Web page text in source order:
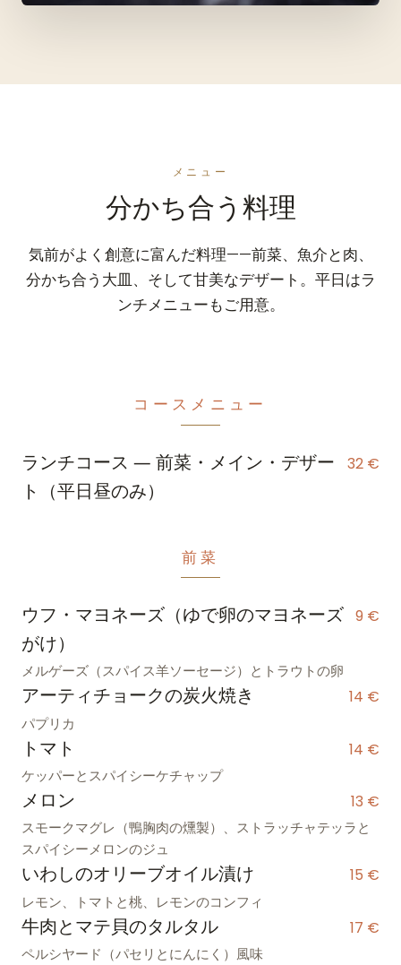
メニュー
分かち合う料理
気前がよく創意に富んだ料理——前菜、魚介と肉、
分かち合う大皿、そして甘美なデザート。平日はラ
ンチメニューもご用意。
コースメニュー
ランチコース ― 前菜・メイン・デザー
ト（平日昼のみ）
32 €
前菜
ウフ・マヨネーズ（ゆで卵のマヨネーズ
がけ）
9 €
メルゲーズ（スパイス羊ソーセージ）とトラウトの卵
アーティチョークの炭火焼き 14 €
パプリカ
トマト 14 €
ケッパーとスパイシーケチャップ
メロン 13 €
スモークマグレ（鴨胸肉の燻製）、ストラッチャテッラと
スパイシーメロンのジュ
いわしのオリーブオイル漬け 15 €
レモン、トマトと桃、レモンのコンフィ
牛肉とマテ貝のタルタル 17 €
ペルシヤード（パセリとにんにく）風味